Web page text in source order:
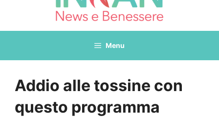
Menu
Addio alle tossine con
questo programma